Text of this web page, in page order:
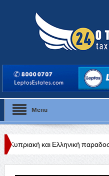
Menu
παραδοσιακή μουσική βραδιά